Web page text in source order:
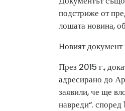
подстриже от
лошата новина,
Новият документ
През 2015 г.,
адресирано до
заявили, че ще
навреди“.